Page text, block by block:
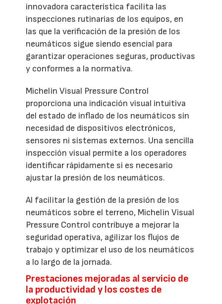
innovadora característica facilita las
inspecciones rutinarias de los equipos, en
las que la verificación de la presión de los
neumáticos sigue siendo esencial para
garantizar operaciones seguras, productivas
y conformes a la normativa.
Michelin Visual Pressure Control
proporciona una indicación visual intuitiva
del estado de inflado de los neumáticos sin
necesidad de dispositivos electrónicos,
sensores ni sistemas externos. Una sencilla
inspección visual permite a los operadores
identificar rápidamente si es necesario
ajustar la presión de los neumáticos.
Al facilitar la gestión de la presión de los
neumáticos sobre el terreno, Michelin Visual
Pressure Control contribuye a mejorar la
seguridad operativa, agilizar los flujos de
trabajo y optimizar el uso de los neumáticos
a lo largo de la jornada.
Prestaciones mejoradas al servicio de
la productividad y los costes de
explotación